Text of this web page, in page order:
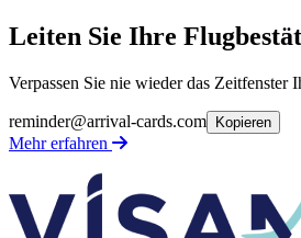
Leiten Sie Ihre
Verpassen Sie nie wieder das Zeitfenster
reminder@arrival-cards.com Kopieren
Mehr erfahren